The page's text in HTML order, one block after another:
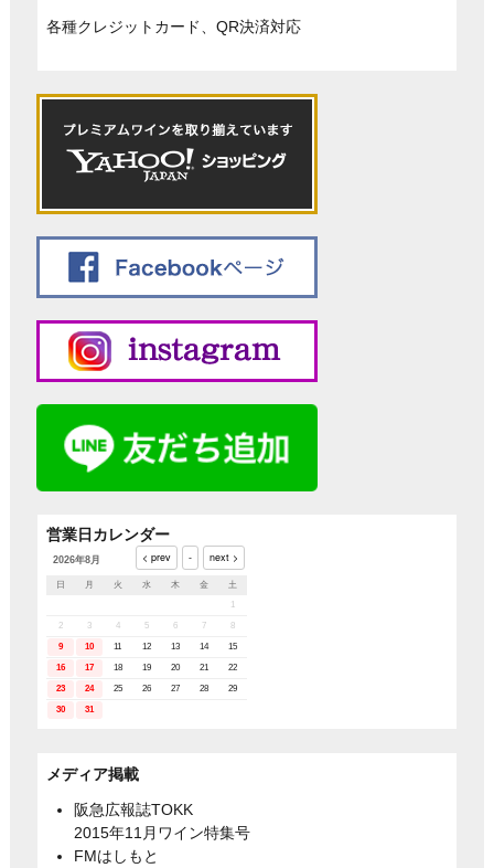
各種クレジットカード、QR決済対応
営業日カレンダー
2026年8月
日 月 火 水 木 金
土
1
2 3 4 5 6 7 8
9 10 11 12 13 14 15
16 17 18 19 20 21 22
23 24 25 26 27 28 29
30 31
メディア掲載
阪急広報誌TOKK
2015年11月ワイン特集号
FMはしもと